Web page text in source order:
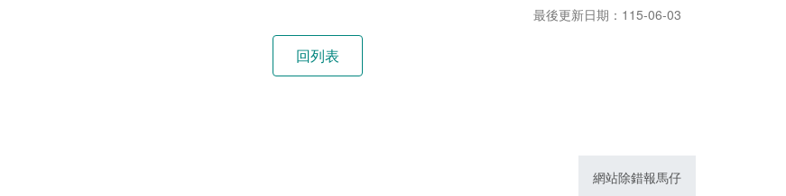
最後更新日期：115-06-03
網站除錯報馬仔